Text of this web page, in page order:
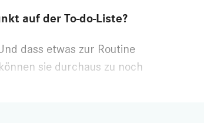
auf der To-do-Liste?
dass etwas zur Routine
sie durchaus zu noch